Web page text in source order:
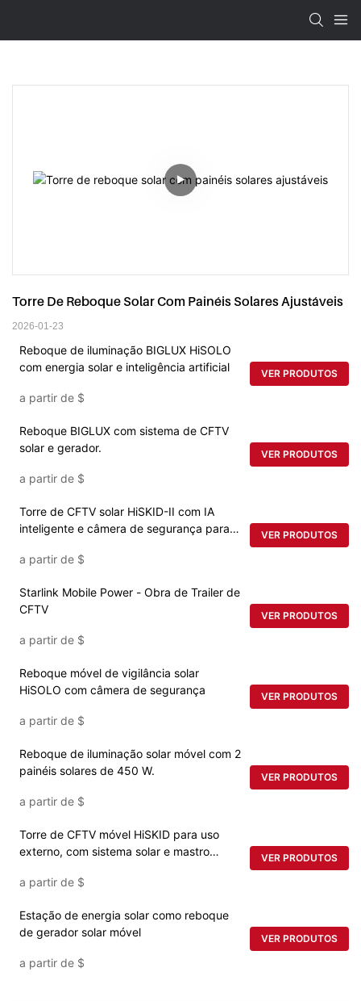
Torre De Reboque Solar Com Painéis Solares Ajustáveis
2026-01-23
Reboque de iluminação BIGLUX HiSOLO
com energia solar e inteligência artificial
a partir de $
VER PRODUTOS
Reboque BIGLUX com sistema de CFTV
solar e gerador.
a partir de $
VER PRODUTOS
Torre de CFTV solar HiSKID-II com IA
inteligente e câmera de segurança para
a partir de $
VER PRODUTOS
Starlink Mobile Power - Obra de Trailer de
CFTV
a partir de $
VER PRODUTOS
Reboque móvel de vigilância solar
HiSOLO com câmera de segurança
a partir de $
VER PRODUTOS
Reboque de iluminação solar móvel com 2
painéis solares de 450 W.
a partir de $
VER PRODUTOS
Torre de CFTV móvel HiSKID para uso
externo, com sistema solar e mastro
a partir de $
VER PRODUTOS
Estação de energia solar como reboque
de gerador solar móvel
a partir de $
VER PRODUTOS